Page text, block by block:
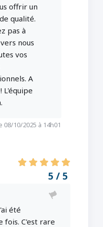
offrir un
qualité.
pas à
nous
vos
A
L'équipe
08/10/2025 à 14h01
5 / 5
été
fois. C'est rare